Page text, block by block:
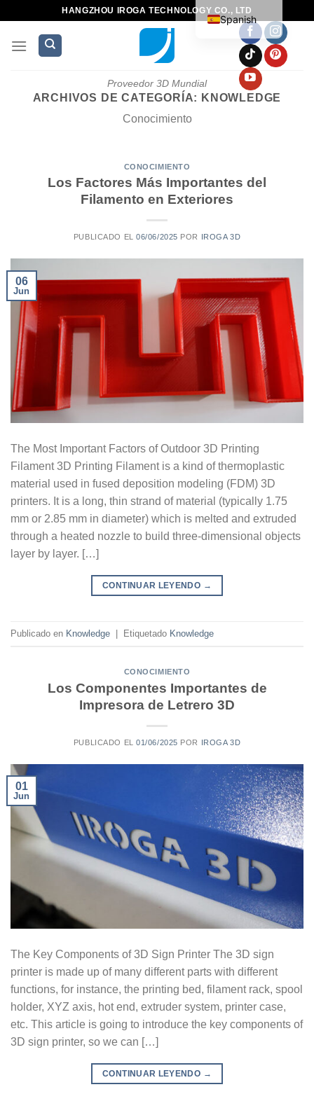
HANGZHOU IROGA TECHNOLOGY CO., LTD
Proveedor 3D Mundial
ARCHIVOS DE CATEGORÍA: KNOWLEDGE
Conocimiento
CONOCIMIENTO
Los Factores Más Importantes del
Filamento en Exteriores
PUBLICADO EL06/06/2025 POR IROGA 3D
06
Jun
The Most Important Factors of Outdoor 3D Printing
Filament 3D Printing Filament is a kind of thermoplastic
material used in fused deposition modeling (FDM) 3D
printers. It is a long, thin strand of material (typically 1.75
mm or 2.85 mm in diameter) which is melted and extruded
through a heated nozzle to build three-dimensional objects
layer by layer. […]
CONTINUAR LEYENDO →
Publicado en Knowledge | Etiquetado Knowledge
CONOCIMIENTO
Los Componentes Importantes de
Impresora de Letrero 3D
PUBLICADO EL01/06/2025 POR IROGA 3D
01
Jun
The Key Components of 3D Sign Printer The 3D sign
printer is made up of many different parts with different
functions, for instance, the printing bed, filament rack, spool
holder, XYZ axis, hot end, extruder system, printer case,
etc. This article is going to introduce the key components of
3D sign printer, so we can […]
CONTINUAR LEYENDO →
Spanish